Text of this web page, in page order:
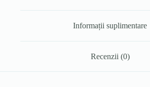
Informații suplimentare
Recenzii (0)